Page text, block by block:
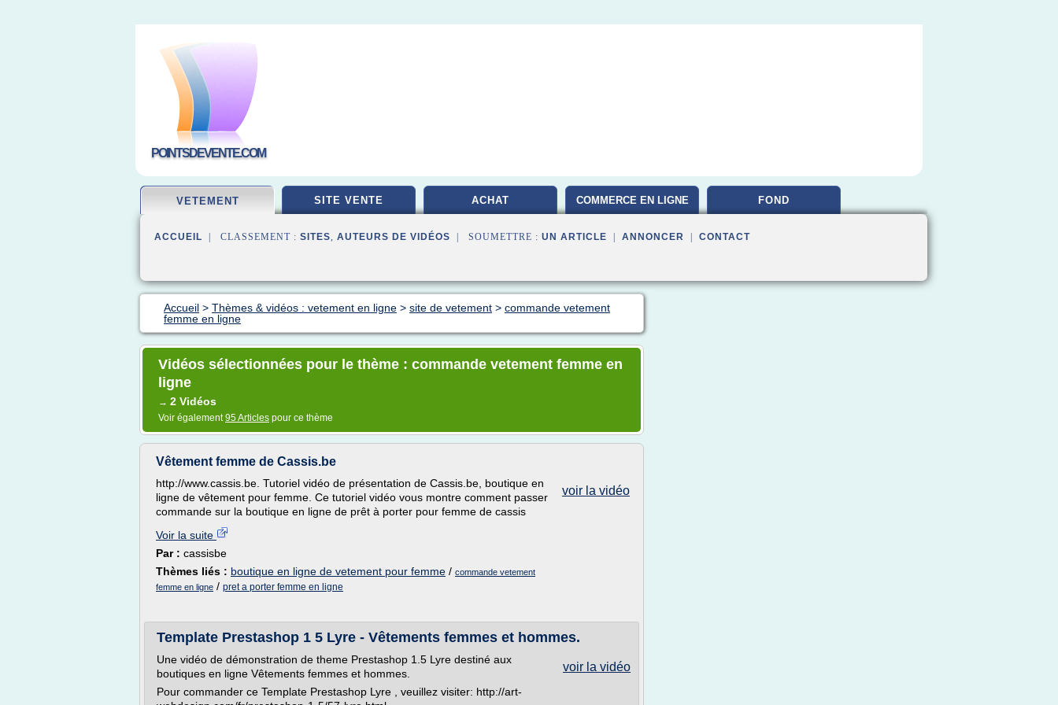
POINTSDEVENTE.COM
VETEMENT SITE VENTE ACHAT COMMERCE EN LIGNE FOND
ACCUEIL | CLASSEMENT : SITES, AUTEURS DE VIDÉOS | SOUMETTRE : UN ARTICLE ANNONCER CONTACT
Accueil > Thèmes & vidéos : vetement en ligne > site de vetement > commande vetement
femme en ligne
Vidéos sélectionnées pour le thème : commande vetement femme en
ligne
→ 2 Vidéos
Voir également95 Articles pour ce thème
Vêtement femme de Cassis.be
voir la vidéo
http://www.cassis.be. Tutoriel vidéo de présentation de Cassis.be, boutique en
ligne de vêtement pour femme. Ce tutoriel vidéo vous montre comment passer
commande sur la boutique en ligne de prêt à porter pour femme de cassis
Voir la suite
Par : cassisbe
Thèmes liés : boutique en ligne de vetement pour femme / commande vetement
femme en ligne / pret a porter femme en ligne
Template Prestashop 1 5 Lyre - Vêtements femmes et hommes.
voir la vidéo
Une vidéo de démonstration de theme Prestashop 1.5 Lyre destiné aux
boutiques en ligne Vêtements femmes et hommes.
Pour commander ce Template Prestashop Lyre , veuillez visiter: http://art-